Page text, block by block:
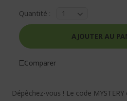
Dépêchez-vous ! Le code MYSTERY
Quantité :
AJOUTER AU
Comparer